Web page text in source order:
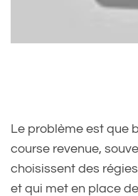
Le problème est que
course revenue,
choisissent des
et qui met en place